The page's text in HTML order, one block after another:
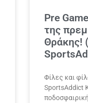
Pre
της
Θράκης!
Φίλες και
SportsAddict